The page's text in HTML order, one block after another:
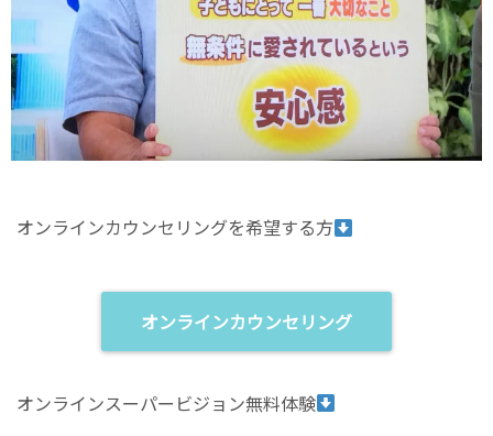
オンラインカウンセリングを希望する方
オンラインカウンセリング
オンラインスーパービジョン無料体験